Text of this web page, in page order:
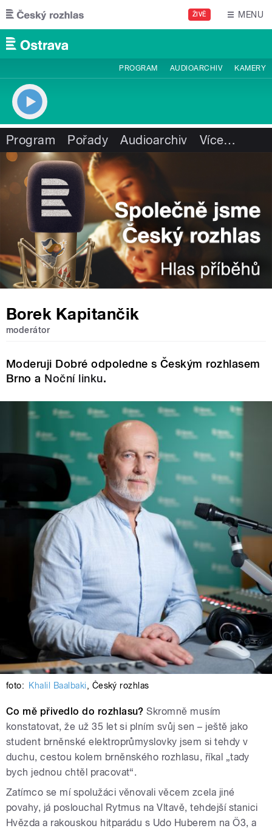
Přejít k hlavnímu obsahu
ŽIVĚ MENU
PROGRAM AUDIOARCHIV KAMERY
Program Pořady Audioarchiv Více…
Borek Kapitančik
moderátor
Moderuji Dobré odpoledne s Českým rozhlasem
Brno a Noční linku.
foto: Khalil Baalbaki, Český rozhlas
Co mě přivedlo do rozhlasu? Skromně musím
konstatovat, že už 35 let si plním svůj sen – ještě jako
student brněnské elektroprůmyslovky jsem si tehdy v
duchu, cestou kolem brněnského rozhlasu, říkal „tady
bych jednou chtěl pracovat“.
Zatímco se mí spolužáci věnovali věcem zcela jiné
povahy, já poslouchal Rytmus na Vltavě, tehdejší stanici
Hvězda a rakouskou hitparádu s Udo Huberem na Ö3, a